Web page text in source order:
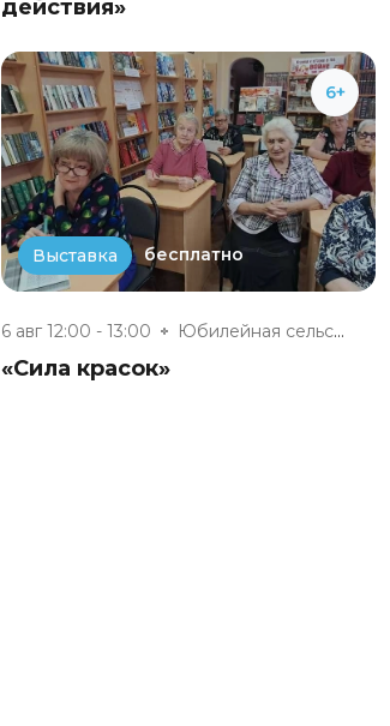
действия»
6+
Выставка бесплатно
6 авг 12:00 - 13:00 Юбилейная сельская модельная б...
«Сила красок»